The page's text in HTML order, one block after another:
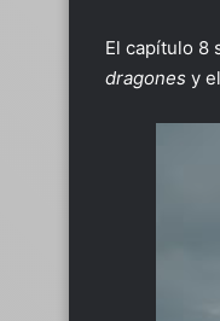
El capítulo 8
dragones y